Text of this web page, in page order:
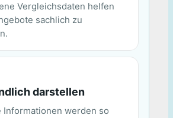
Vergleichsdaten helfen
sachlich zu
darstellen
Informationen werden so